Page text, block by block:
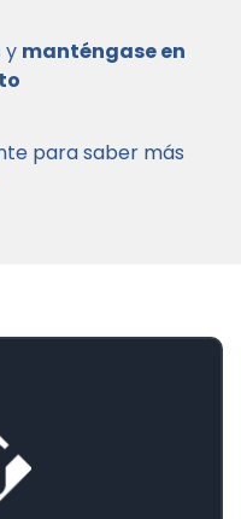
y manténgase en
para saber más